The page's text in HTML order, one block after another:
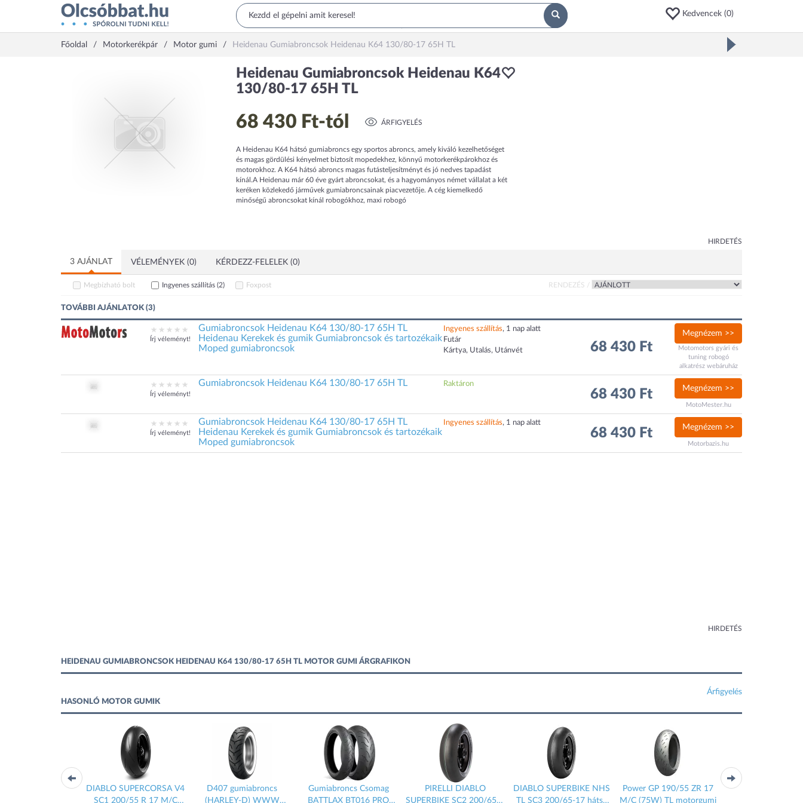
Kedvencek (0)
Főoldal Motorkerékpár Motor gumi Heidenau Gumiabroncsok Heidenau K64 130/80-17 65H TL
Heidenau Gumiabroncsok Heidenau K64
130/80-17 65H TL
68 430 Ft-tól ÁRFIGYELÉS
A Heidenau K64 hátsó gumiabroncs egy sportos abroncs, amely kiváló kezelhetőséget
és magas gördülési kényelmet biztosít mopedekhez, könnyű motorkerékpárokhoz és
motorokhoz. A K64 hátsó abroncs magas futásteljesítményt és jó nedves tapadást
kínál.A Heidenau már 60 éve gyárt abroncsokat, és a hagyományos német vállalat a két
keréken közlekedő járművek gumiabroncsainak piacvezetője. A cég kiemelkedő
minőségű abroncsokat kínál robogókhoz, maxi robogó
HIRDETÉS
3 AJÁNLAT VÉLEMÉNYEK (0) KÉRDEZZ-FELELEK (0)
Megbízható bolt Ingyenes szállítás (2) Foxpost RENDEZÉS /
TOVÁBBI AJÁNLATOK (3)
Írj véleményt!
Gumiabroncsok Heidenau K64 130/80-17 65H TL
Heidenau Kerekek és gumik Gumiabroncsok és tartozékaik
Moped gumiabroncsok
Ingyenes szállítás, 1 nap alatt
Futár
Kártya, Utalás, Utánvét
68 430 Ft
Megnézem >>
Motomotors gyári és
tuning robogó
alkatrész webáruház
Írj véleményt!
Gumiabroncsok Heidenau K64 130/80-17 65H TL Raktáron
68 430 Ft Megnézem >>
MotoMester.hu
Írj véleményt!
Gumiabroncsok Heidenau K64 130/80-17 65H TL
Heidenau Kerekek és gumik Gumiabroncsok és tartozékaik
Moped gumiabroncsok
Ingyenes szállítás, 1 nap alatt
68 430 Ft Megnézem >>
Motorbazis.hu
HIRDETÉS
HEIDENAU GUMIABRONCSOK HEIDENAU K64 130/80-17 65H TL MOTOR GUMI ÁRGRAFIKON
Árfigyelés
HASONLÓ MOTOR GUMIK
SUPERBIKE SCX
DIABLO SUPERCORSA V4
SC1 200/55 R 17 M/C
D407 gumiabroncs
(HARLEY-D) WWW
Gumiabroncs Csomag
BATTLAX BT016 PRO
PIRELLI DIABLO
SUPERBIKE SC2 200/65 R
DIABLO SUPERBIKE NHS
TL SC3 200/65-17 hátsó
Power GP 190/55 ZR 17
M/C (75W) TL motorgumi